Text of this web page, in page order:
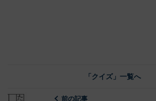
「クイズ」一覧へ
前の記事